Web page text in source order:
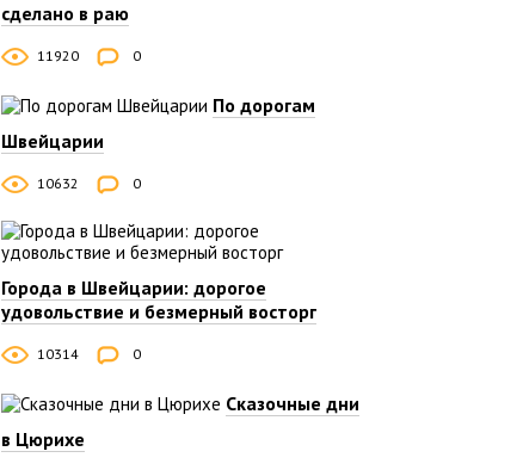
сделано в раю
11920 0
По дорогам
Швейцарии
10632 0
Города в Швейцарии: дорогое
удовольствие и безмерный восторг
10314 0
Сказочные дни
в Цюрихе